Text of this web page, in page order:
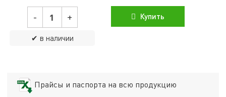
- +
✔ в наличии
Купить
Прайсы и паспорта на всю продукцию